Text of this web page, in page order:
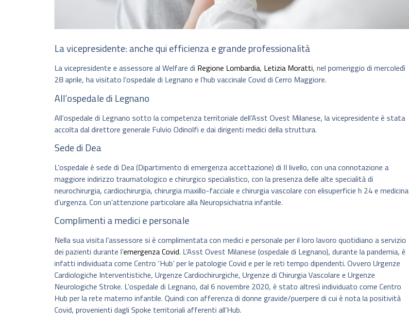
La vicepresidente: anche qui efficienza e grande professionalità
La vicepresidente e assessore al Welfare di Regione Lombardia, Letizia Moratti, nel pomeriggio di mercoledì
28 aprile, ha visitato l’ospedale di Legnano e l’hub vaccinale Covid di Cerro Maggiore.
All’ospedale di Legnano
All’ospedale di Legnano sotto la competenza territoriale dell’Asst Ovest Milanese, la vicepresidente è stata
accolta dal direttore generale Fulvio Odinolfi e dai dirigenti medici della struttura.
Sede di Dea
L’ospedale è sede di Dea (Dipartimento di emergenza accettazione) di II livello, con una connotazione a
maggiore indirizzo traumatologico e chirurgico specialistico, con la presenza delle alte specialità di
neurochirurgia, cardiochirurgia, chirurgia maxillo-facciale e chirurgia vascolare con elisuperficie h 24 e medicina
d’urgenza. Con un’attenzione particolare alla Neuropsichiatria infantile.
Complimenti a medici e personale
Nella sua visita l’assessore si è complimentata con medici e personale per il loro lavoro quotidiano a servizio
dei pazienti durante l’emergenza Covid. L’Asst Ovest Milanese (ospedale di Legnano), durante la pandemia, è
infatti individuata come Centro ‘Hub’ per le patologie Covid e per le reti tempo dipendenti. Ovvero Urgenze
Cardiologiche Interventistiche, Urgenze Cardiochirurgiche, Urgenze di Chirurgia Vascolare e Urgenze
Neurologiche Stroke. L’ospedale di Legnano, dal 6 novembre 2020, è stato altresì individuato come Centro
Hub per la rete materno infantile. Quindi con afferenza di donne gravide/puerpere di cui è nota la positività
Covid, provenienti dagli Spoke territoriali afferenti all’Hub.